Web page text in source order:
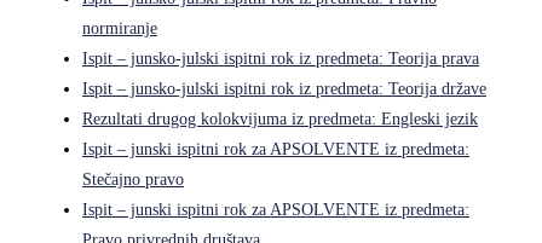
normiranje
Ispit – junsko-julski ispitni rok iz predmeta: Teorija prava
Ispit – junsko-julski ispitni rok iz predmeta: Teorija države
Rezultati drugog kolokvijuma iz predmeta: Engleski jezik
Ispit – junski ispitni rok za APSOLVENTE iz predmeta:
Stečajno pravo
Ispit – junski ispitni rok za APSOLVENTE iz predmeta: